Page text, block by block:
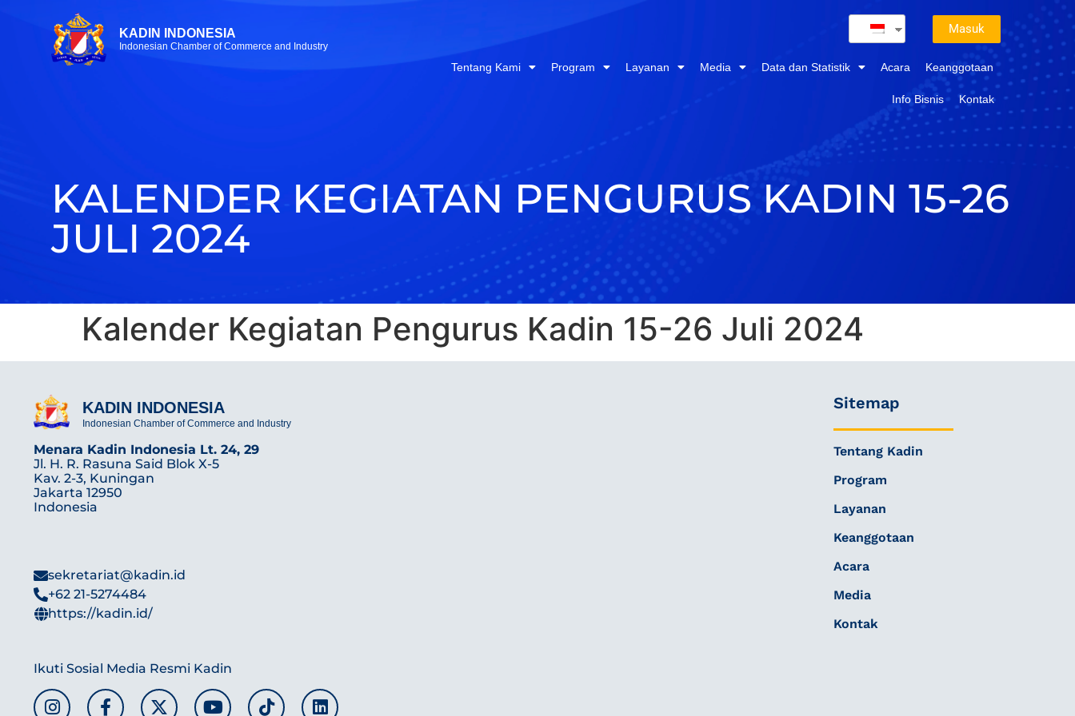
KADIN INDONESIA
Indonesian Chamber of Commerce and Industry
Masuk
Tentang Kami Program Layanan Media Data dan Statistik Acara Keanggotaan
Info Bisnis Kontak
KALENDER KEGIATAN PENGURUS KADIN 15-26
JULI 2024
Kalender Kegiatan Pengurus Kadin 15-26 Juli 2024
KADIN INDONESIA
Indonesian Chamber of Commerce and Industry
Menara Kadin Indonesia Lt. 24, 29
Jl. H. R. Rasuna Said Blok X-5
Kav. 2-3, Kuningan
Jakarta 12950
Indonesia
sekretariat@kadin.id
+62 21-5274484
https://kadin.id/
Ikuti Sosial Media Resmi Kadin
Sitemap
Tentang Kadin
Program
Layanan
Keanggotaan
Acara
Media
Kontak